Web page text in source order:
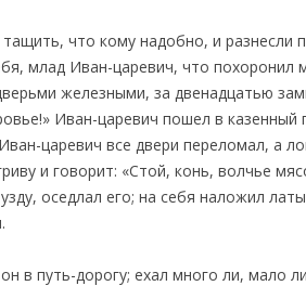
тащить, что кому надобно, и
млад Иван-царевич, что похоронил
железными, за двенадцатью
Иван-царевич пошел в
царевич все двери переломал, а
и говорит: «Стой, конь, волчье
оседлал его; на себя наложил
в путь-дорогу; ехал много ли, мало